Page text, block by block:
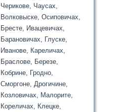
Черикове, Чаусах,
Волковыске, Осиповичах,
Бресте, Ивацевичах,
Барановичах, Глуске,
Иванове, Кареличах,
Браслове, Березе,
Кобрине, Гродно,
Сморгоне, Дрогичине,
Козловичах, Малорите,
Кореличах, Клецке,